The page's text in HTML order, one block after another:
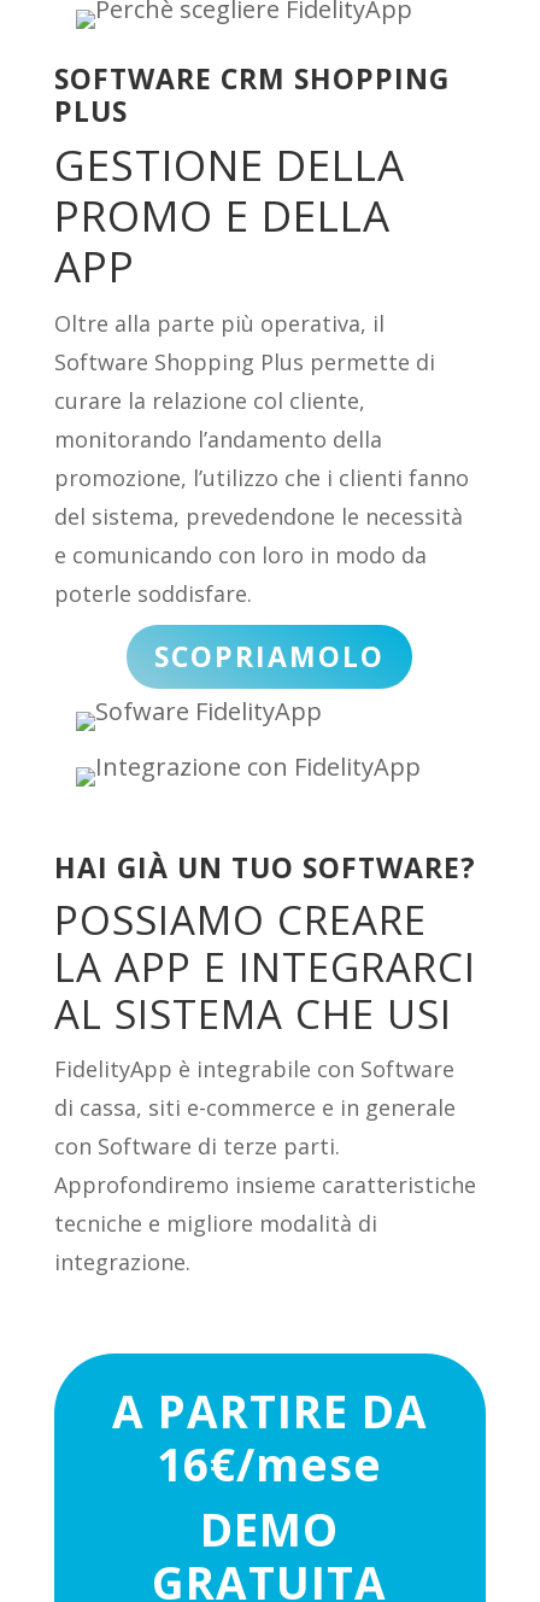
SOFTWARE CRM SHOPPING
PLUS
GESTIONE DELLA
PROMO E DELLA
APP
Oltre alla parte più operativa, il
Software Shopping Plus permette di
curare la relazione col cliente,
monitorando l’andamento della
promozione, l’utilizzo che i clienti fanno
del sistema, prevedendone le necessità
e comunicando con loro in modo da
poterle soddisfare.
SCOPRIAMOLO
HAI GIÀ UN TUO SOFTWARE?
POSSIAMO CREARE
LA APP E INTEGRARCI
AL SISTEMA CHE USI
FidelityApp è integrabile con Software
di cassa, siti e-commerce e in generale
con Software di terze parti.
Approfondiremo insieme caratteristiche
tecniche e migliore modalità di
integrazione.
A PARTIRE DA
16€/mese
DEMO
GRATUITA